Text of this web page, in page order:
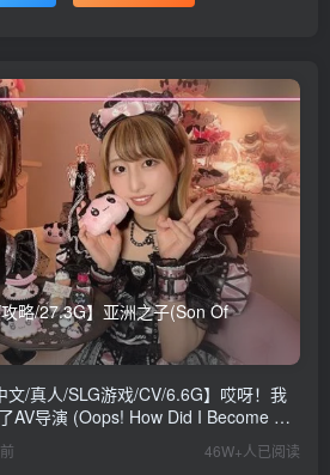
攻略/27.3G】亚洲之子(Son Of
文/真人/SLG游戏/CV/6.6G】哎呀！我
AV导演 (Oops! How Did I Become An
Ver0.1.1 中文版+真人SLG游戏
46W+人已阅读